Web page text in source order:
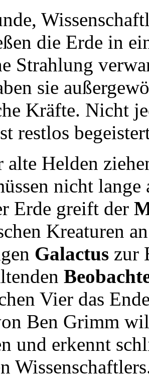
die Erde in
Strahlung
sie
Kräfte. Nicht
restlos
Helden
nicht
Erde greift der
Kreaturen
Galactus zur
Vier das
Ben Grimm
und erkennt